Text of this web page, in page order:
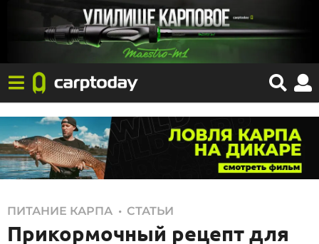
0
5
ПИТАНИЕ КАРПА ,СТАТЬИ
Прикормочный рецепт для